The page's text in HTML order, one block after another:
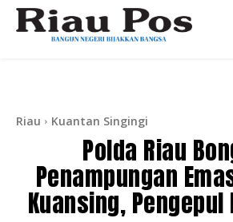
Riau Kuantan Singingi
Polda Riau
Penampungan
Kuansing,